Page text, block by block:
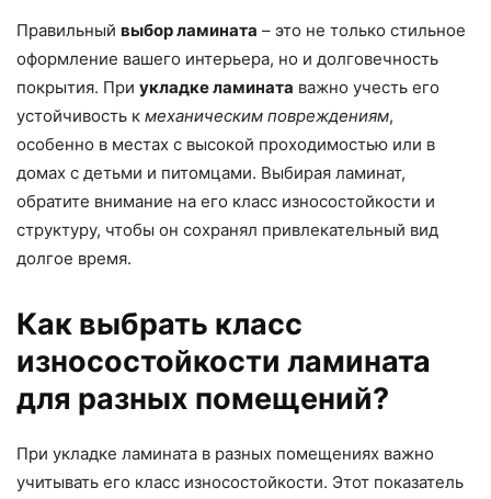
Правильный выбор ламината – это не только стильное
оформление вашего интерьера, но и долговечность
покрытия. При укладке ламината важно учесть его
устойчивость к механическим повреждениям,
особенно в местах с высокой проходимостью или в
домах с детьми и питомцами. Выбирая ламинат,
обратите внимание на его класс износостойкости и
структуру, чтобы он сохранял привлекательный вид
долгое время.
Как выбрать класс
износостойкости ламината
для разных помещений?
При укладке ламината в разных помещениях важно
учитывать его класс износостойкости. Этот показатель